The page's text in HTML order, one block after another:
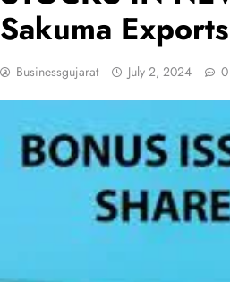
Sakuma
Businessgujarat July 2, 2024 0